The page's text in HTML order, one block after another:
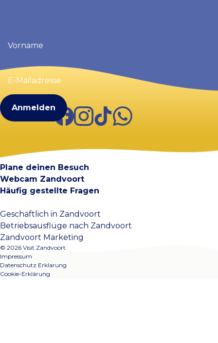
(erforderlich)
E-
Mailadresse
FacebookInstagram
TikTokWhatsApp
Plane deinen Besuch
Webcam Zandvoort
Häufig gestellte Fragen
Geschäftlich in Zandvoort
Betriebsausflüge nach Zandvoort
Zandvoort Marketing
© 2026 Visit Zandvoort
Impressum
Datenschutz Erklarung
Cookie-Erklärung